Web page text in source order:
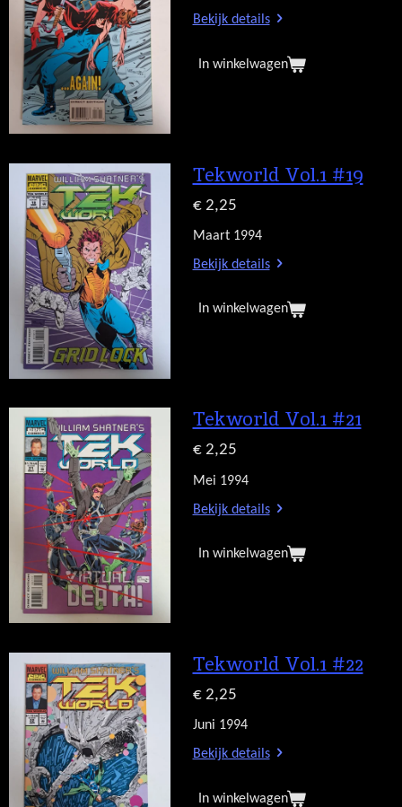
Bekijk details
In winkelwagen
Tekworld Vol.1 #19
€ 2,25
Maart 1994
Bekijk details
In winkelwagen
Tekworld Vol.1 #21
€ 2,25
Mei 1994
Bekijk details
In winkelwagen
Tekworld Vol.1 #22
€ 2,25
Juni 1994
Bekijk details
In winkelwagen